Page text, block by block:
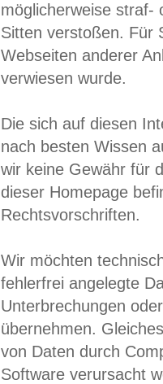
möglicherweise straf-
Sitten verstoßen. Für
Webseiten anderer
verwiesen wurde.
Die sich auf diesen
nach besten Wissen
wir keine Gewähr für
dieser Homepage
Rechtsvorschriften.
Wir möchten
fehlerfrei angelegte
Unterbrechungen
übernehmen.
von Daten durch
Software verursacht